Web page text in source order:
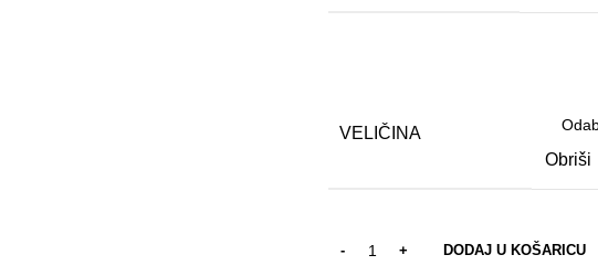
VELIČINA
Obriši
DODAJ U KOŠARICU